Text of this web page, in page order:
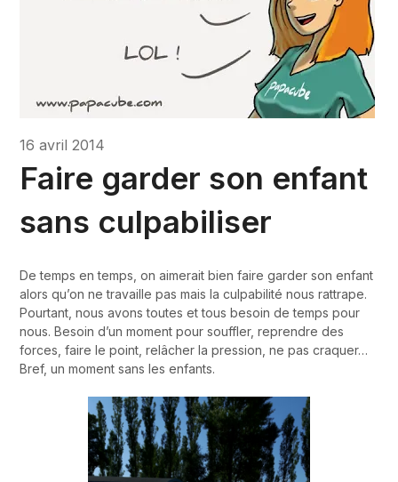
16 avril 2014
Faire garder son enfant
sans culpabiliser
De temps en temps, on aimerait bien faire garder son enfant
alors qu’on ne travaille pas mais la culpabilité nous rattrape.
Pourtant, nous avons toutes et tous besoin de temps pour
nous. Besoin d’un moment pour souffler, reprendre des
forces, faire le point, relâcher la pression, ne pas craquer…
Bref, un moment sans les enfants.